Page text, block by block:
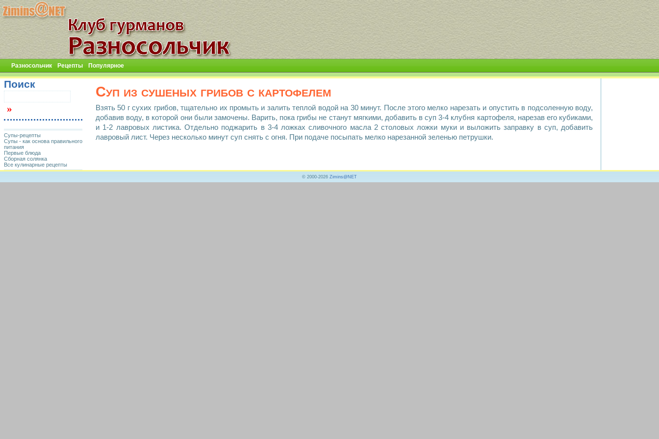
Разносольчик Рецепты Популярное
Суп из сушеных грибов с картофелем
Взять 50 г сухих грибов, тщательно их промыть и залить теплой водой на 30 минут. После этого мелко нарезать и опустить в подсоленную воду,
добавив воду, в которой они были замочены. Варить, пока грибы не станут мягкими, добавить в суп 3-4 клубня картофеля, нарезав его кубиками,
и 1-2 лавровых листика. Отдельно поджарить в 3-4 ложках сливочного масла 2 столовых ложки муки и выложить заправку в суп, добавить
лавровый лист. Через несколько минут суп снять с огня. При подаче посыпать мелко нарезанной зеленью петрушки.
Поиск
Супы-рецепты
Супы - как основа правильного
питания
Первые блюда
Сборная солянка
Все кулинарные рецепты
© 2000-2026 Zimins@NET